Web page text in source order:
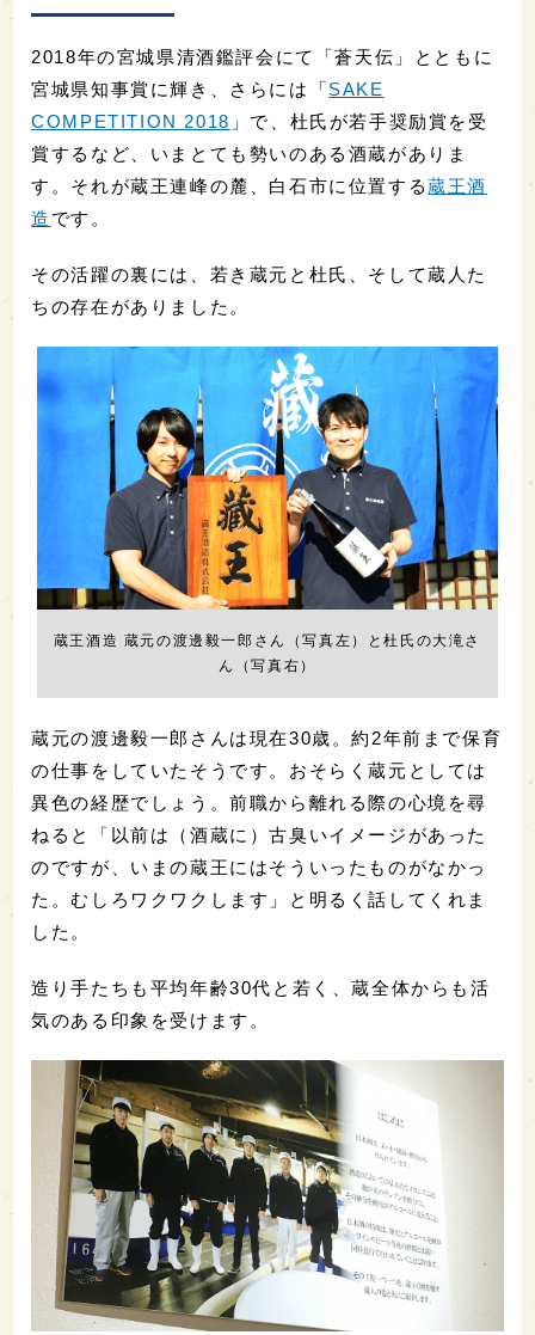
2018年の宮城県清酒鑑評会にて「蒼天伝」とともに
宮城県知事賞に輝き、さらには「SAKE
COMPETITION 2018 」で、杜氏が若手奨励賞を受
賞するなど、いまとても勢いのある酒蔵がありま
す。それが蔵王連峰の麓、白石市に位置する蔵王酒
造 です。
その活躍の裏には、若き蔵元と杜氏、そして蔵人た
ちの存在がありました。
蔵王酒造 蔵元の渡邊毅一郎さん（写真左）と杜氏の大滝さ
ん（写真右）
蔵元の渡邊毅一郎さんは現在30歳。約2年前まで保育
の仕事をしていたそうです。おそらく蔵元としては
異色の経歴でしょう。前職から離れる際の心境を尋
ねると「以前は（酒蔵に）古臭いイメージがあった
のですが、いまの蔵王にはそういったものがなかっ
た。むしろワクワクします」と明るく話してくれま
した。
造り手たちも平均年齢30代と若く、蔵全体からも活
気のある印象を受けます。